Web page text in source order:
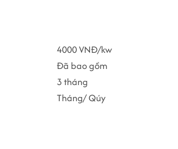
4000 VNĐ/kw
Đã bao gồm
3 tháng
Tháng/ Qúy